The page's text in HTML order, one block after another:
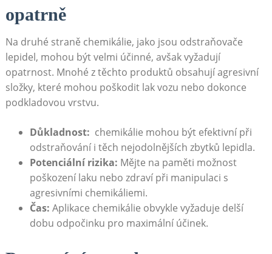
opatrně
Na ⁤druhé‌ straně ⁢chemikálie, jako⁢ jsou odstraňovače
lepidel, mohou být velmi účinné, avšak vyžadují
opatrnost. ‍Mnohé z ⁣těchto​ produktů‌ obsahují‌ agresivní
složky, které mohou poškodit lak vozu nebo dokonce⁣
podkladovou vrstvu.
Důkladnost: ‌ chemikálie mohou být⁢ efektivní při
odstraňování i těch ⁣nejodolnějších​ zbytků lepidla.
Potenciální rizika: Mějte⁢ na paměti možnost
poškození laku nebo ⁣zdraví při ​manipulaci s
⁢agresivními chemikáliemi.
Čas: Aplikace chemikálie obvykle vyžaduje‍ delší
dobu odpočinku ⁤pro maximální účinek.